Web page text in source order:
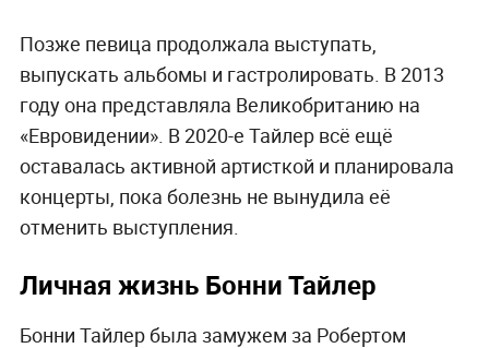
Позже певица продолжала выступать,
выпускать альбомы и гастролировать. В 2013
году она представляла Великобританию на
«Евровидении». В 2020-е Тайлер всё ещё
оставалась активной артисткой и планировала
концерты, пока болезнь не вынудила её
отменить выступления.
Личная жизнь Бонни Тайлер
Бонни Тайлер была замужем за Робертом